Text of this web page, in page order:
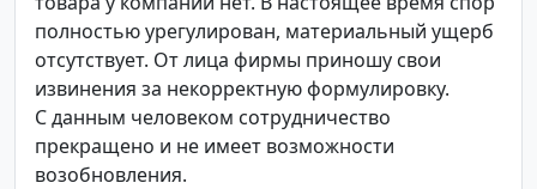
полностью урегулирован, материальный ущерб
отсутствует. От лица фирмы приношу свои
извинения за некорректную формулировку.
С данным человеком сотрудничество
прекращено и не имеет возможности
возобновления.